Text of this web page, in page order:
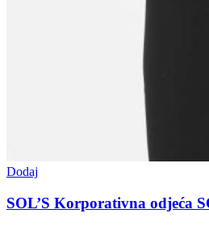
Dodaj
SOL’S Korporativna odjeća